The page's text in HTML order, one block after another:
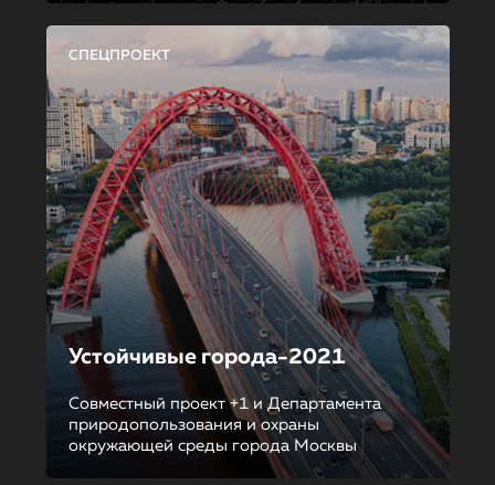
СПЕЦПРОЕКТ
Устойчивые города-2021
Совместный проект +1 и Департамента
природопользования и охраны
окружающей среды города Москвы